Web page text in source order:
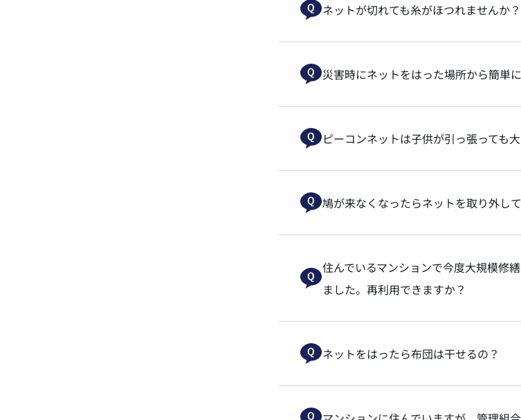
ネットが切れても糸がほつれませんか？
災害時にネットをはった場所から簡単
ピーコンネットは子供が引っ張っても
鳩が来なくなったらネットを取り外し
住んでいるマンションで今度大規模修
ました。再利用できますか？
ネットをはったら布団は干せるの？